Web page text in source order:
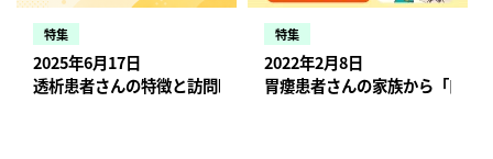
特集
2025年6月17日
透析患者さんの特徴と訪問時に注意したい状況・症状、報告のタ
特集
2022年2月8日
胃瘻患者さんの家族から「口か